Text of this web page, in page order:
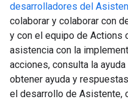
desarrolladores del
colaborar y colaborar con
y con el equipo de Actions
asistencia con la
acciones, consulta la
obtener ayuda y
el desarrollo de Asistente,